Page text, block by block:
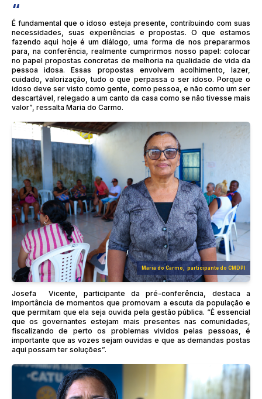
“
É fundamental que o idoso esteja presente, contribuindo com suas
necessidades, suas experiências e propostas. O que estamos
fazendo aqui hoje é um diálogo, uma forma de nos prepararmos
para, na conferência, realmente cumprirmos nosso papel: colocar
no papel propostas concretas de melhoria na qualidade de vida da
pessoa idosa. Essas propostas envolvem acolhimento, lazer,
cuidado, valorização, tudo o que perpassa o ser idoso. Porque o
idoso deve ser visto como gente, como pessoa, e não como um ser
descartável, relegado a um canto da casa como se não tivesse mais
valor”, ressalta Maria do Carmo.
Maria do Carmo, participante do CMDPI
Josefa Vicente, participante da pré-conferência, destaca a
importância de momentos que promovam a escuta da população e
que permitam que ela seja ouvida pela gestão pública. “É essencial
que os governantes estejam mais presentes nas comunidades,
fiscalizando de perto os problemas vividos pelas pessoas, é
importante que as vozes sejam ouvidas e que as demandas postas
aqui possam ter soluções”.